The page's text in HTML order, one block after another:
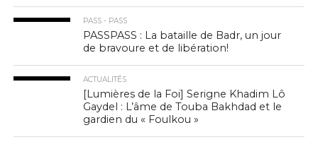
PASS - PASS
PASSPASS : La bataille de Badr, un jour
de bravoure et de libération!
ACTUALITÉS
[Lumières de la Foi] Serigne Khadim Lô
Gaydel : L’âme de Touba Bakhdad et le
gardien du « Foulkou »